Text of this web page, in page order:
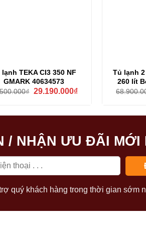
lạnh TEKA CI3 350 NF
GMARK 40634573
₫ Giá
29.190.000₫Giá
Tủ lạnh
260 lít
/ NHẬN ƯU ĐÃI MỚI
quý khách hàng trong thời gian sớm